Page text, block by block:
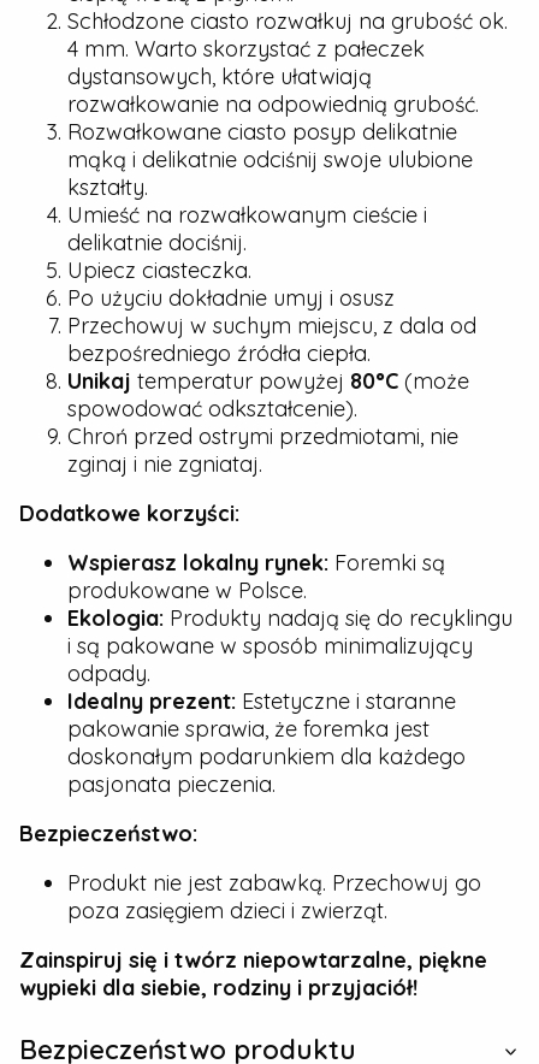
Schłodzone ciasto rozwałkuj na grubość ok.
4 mm. Warto skorzystać z pałeczek
dystansowych, które ułatwiają
rozwałkowanie na odpowiednią grubość.
Rozwałkowane ciasto posyp delikatnie
mąką i delikatnie odciśnij swoje ulubione
kształty.
Umieść na rozwałkowanym cieście i
delikatnie dociśnij.
Upiecz ciasteczka.
Po użyciu dokładnie umyj i osusz
Przechowuj w suchym miejscu, z dala od
bezpośredniego źródła ciepła.
Unikaj temperatur powyżej 80°C (może
spowodować odkształcenie).
Chroń przed ostrymi przedmiotami, nie
zginaj i nie zgniataj.
Dodatkowe korzyści:
Wspierasz lokalny rynek: Foremki są
produkowane w Polsce.
Ekologia: Produkty nadają się do recyklingu
i są pakowane w sposób minimalizujący
odpady.
Idealny prezent: Estetyczne i staranne
pakowanie sprawia, że foremka jest
doskonałym podarunkiem dla każdego
pasjonata pieczenia.
Bezpieczeństwo:
Produkt nie jest zabawką. Przechowuj go
poza zasięgiem dzieci i zwierząt.
Zainspiruj się i twórz niepowtarzalne, piękne
wypieki dla siebie, rodziny i przyjaciół!
Bezpieczeństwo produktu